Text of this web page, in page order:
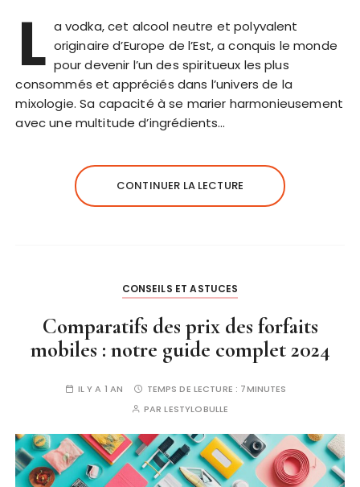
L a vodka, cet alcool neutre et polyvalent
originaire d’Europe de l’Est, a conquis le monde
pour devenir l’un des spiritueux les plus
consommés et appréciés dans l’univers de la
mixologie. Sa capacité à se marier harmonieusement
avec une multitude d’ingrédients…
CONTINUER LA LECTURE
CONSEILS ET ASTUCES
Comparatifs des prix des forfaits
mobiles : notre guide complet 2024
IL Y A 1 AN TEMPS DE LECTURE : 7MINUTES
PARLESTYLOBULLE